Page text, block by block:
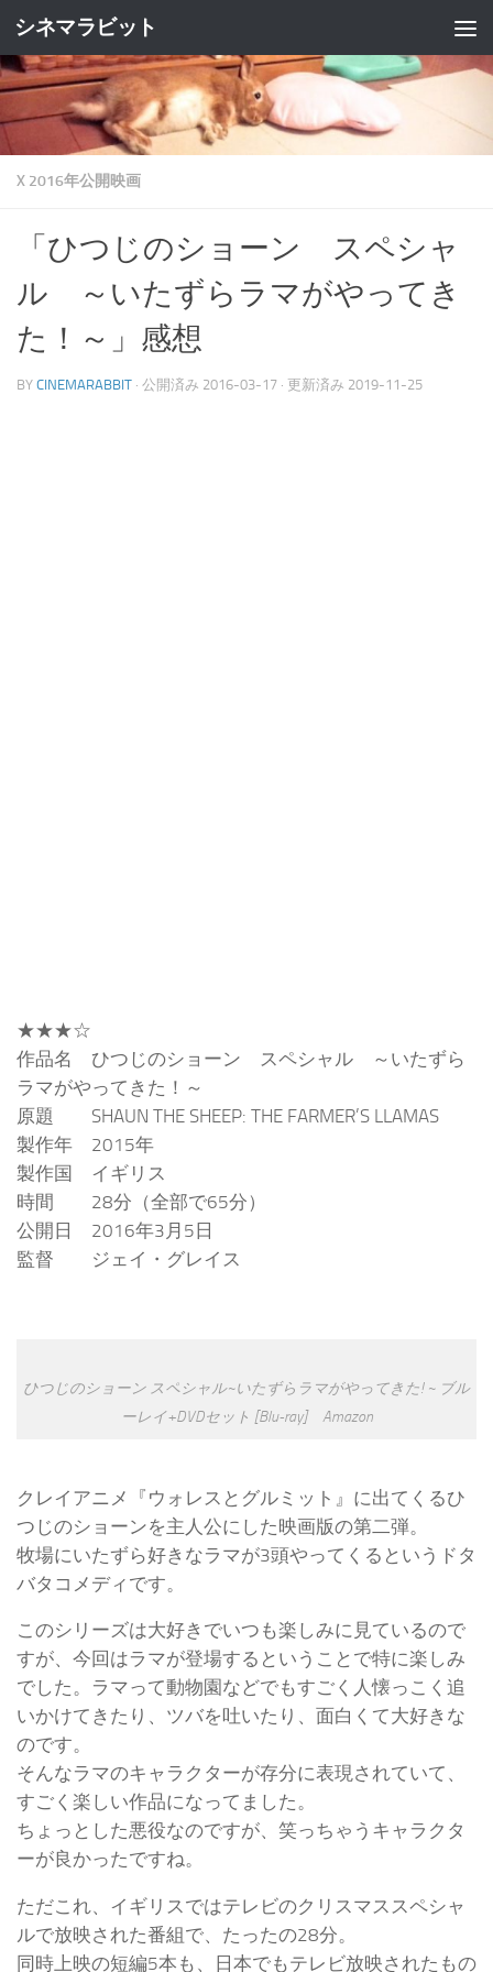
コンテンツへスキップ
シネマラビット
X 2016年公開映画
「ひつじのショーン スペシャ
ル ～いたずらラマがやってき
た！～」感想
BY CINEMARABBIT · 公開済み 2016-03-17 · 更新済み 2019-11-25
★★★☆
作品名 ひつじのショーン スペシャル ～いたずら
ラマがやってきた！～
原題 SHAUN THE SHEEP: THE FARMER’S LLAMAS
製作年 2015年
製作国 イギリス
時間 28分（全部で65分）
公開日 2016年3月5日
監督 ジェイ・グレイス
ひつじのショーン スペシャル~いたずらラマがやってきた! ~ ブル
ーレイ+DVDセット [Blu-ray] Amazon
クレイアニメ『ウォレスとグルミット』に出てくるひ
つじのショーンを主人公にした映画版の第二弾。
牧場にいたずら好きなラマが3頭やってくるというドタ
バタコメディです。
このシリーズは大好きでいつも楽しみに見ているので
すが、今回はラマが登場するということで特に楽しみ
でした。ラマって動物園などでもすごく人懐っこく追
いかけてきたり、ツバを吐いたり、面白くて大好きな
のです。
そんなラマのキャラクターが存分に表現されていて、
すごく楽しい作品になってました。
ちょっとした悪役なのですが、笑っちゃうキャラクタ
ーが良かったですね。
ただこれ、イギリスではテレビのクリスマススペシャ
ルで放映された番組で、たったの28分。
同時上映の短編5本も、日本でもテレビ放映されたもの